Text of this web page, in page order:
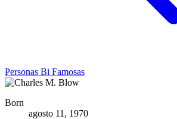
Personas Bi Famosas
Born
agosto 11, 1970